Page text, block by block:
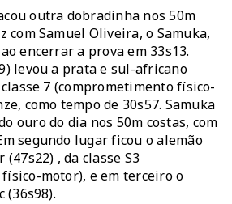
outra dobradinha nos 50m
com Samuel Oliveira, o Samuka,
encerrar a prova em 33s13.
levou a prata e sul-africano
7 (comprometimento físico-
como tempo de 30s57. Samuka
ouro do dia nos 50m costas, com
segundo lugar ficou o alemão
(47s22) , da classe S3
motor), e em terceiro o